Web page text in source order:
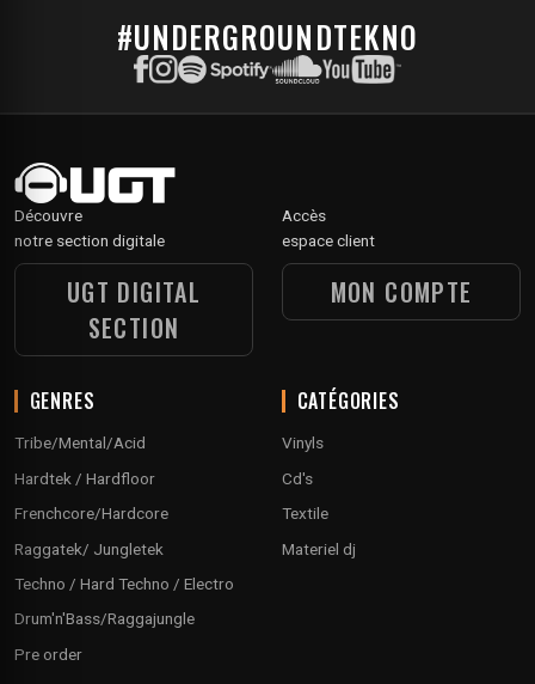
#UNDERGROUNDTEKNO
Découvre
notre section digitale
UGT DIGITAL
SECTION
Accès
espace client
MON COMPTE
GENRES
Tribe/Mental/Acid
Hardtek / Hardfloor
Frenchcore/Hardcore
Raggatek/ Jungletek
Techno / Hard Techno / Electro
Drum'n'Bass/Raggajungle
Pre order
CATÉGORIES
Vinyls
Cd's
Textile
Materiel dj